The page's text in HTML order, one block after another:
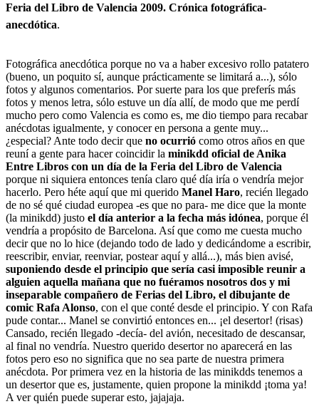
Feria del Libro de Valencia 2009. Crónica fotográfica-
anecdótica.
Fotográfica anecdótica porque no va a haber excesivo rollo patatero
(bueno, un poquito sí, aunque prácticamente se limitará a...), sólo
fotos y algunos comentarios. Por suerte para los que preferís más
fotos y menos letra, sólo estuve un día allí, de modo que me perdí
mucho pero como Valencia es como es, me dio tiempo para recabar
anécdotas igualmente, y conocer en persona a gente muy...
¿especial? Ante todo decir que no ocurrió como otros años en que
reuní a gente para hacer coincidir la minikdd oficial de Anika
Entre Libros con un día de la Feria del Libro de Valencia
porque ni siquiera entonces tenía claro qué día iría o vendría mejor
hacerlo. Pero héte aquí que mi querido Manel Haro, recién llegado
de no sé qué ciudad europea -es que no para- me dice que la monte
(la minikdd) justo el día anterior a la fecha más idónea, porque él
vendría a propósito de Barcelona. Así que como me cuesta mucho
decir que no lo hice (dejando todo de lado y dedicándome a escribir,
reescribir, enviar, reenviar, postear aquí y allá...), más bien avisé,
suponiendo desde el principio que sería casi imposible reunir a
alguien aquella mañana que no fuéramos nosotros dos y mi
inseparable compañero de Ferias del Libro, el dibujante de
comic Rafa Alonso, con el que conté desde el principio. Y con Rafa
pude contar... Manel se convirtió entonces en... ¡el desertor! (risas)
Cansado, recién llegado -decía- del avión, necesitado de descansar,
al final no vendría. Nuestro querido desertor no aparecerá en las
fotos pero eso no significa que no sea parte de nuestra primera
anécdota. Por primera vez en la historia de las minikdds tenemos a
un desertor que es, justamente, quien propone la minikdd ¡toma ya!
A ver quién puede superar esto, jajajaja.